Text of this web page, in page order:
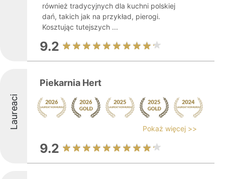
również tradycyjnych dla kuchni polskiej
dań, takich jak na przykład, pierogi.
Kosztując tutejszych ...
9.2
Laureaci
Piekarnia Hert
Pokaż więcej >>
9.2